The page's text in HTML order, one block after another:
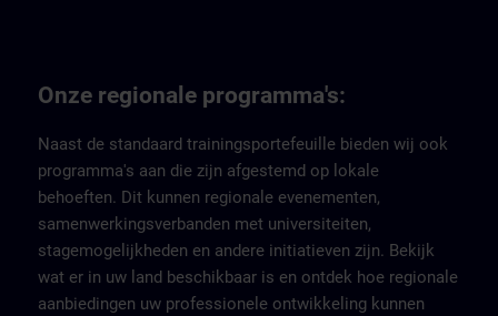
Onze regionale programma's:
Naast de standaard trainingsportefeuille bieden wij ook
programma's aan die zijn afgestemd op lokale
behoeften. Dit kunnen regionale evenementen,
samenwerkingsverbanden met universiteiten,
stagemogelijkheden en andere initiatieven zijn. Bekijk
wat er in uw land beschikbaar is en ontdek hoe regionale
aanbiedingen uw professionele ontwikkeling kunnen